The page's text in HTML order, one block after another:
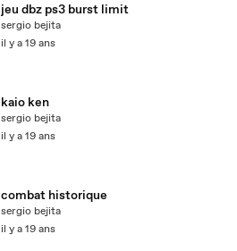
jeu dbz ps3 burst limit
sergio bejita
il y a 19 ans
kaio ken
sergio bejita
il y a 19 ans
combat historique
sergio bejita
il y a 19 ans